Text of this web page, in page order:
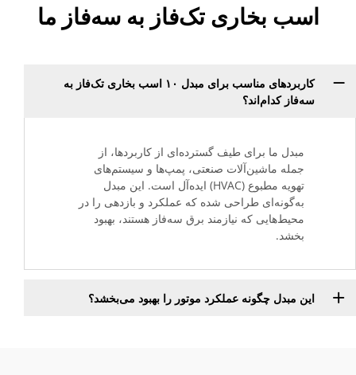
اسب بخاری تک‌فاز به سه‌فاز ما
کاربردهای مناسب برای مبدل ۱۰ اسب بخاری تک‌فاز به
سه‌فاز کدام‌اند؟
مبدل ما برای طیف گسترده‌ای از کاربردها، از
جمله ماشین‌آلات صنعتی، پمپ‌ها و سیستم‌های
تهویه مطبوع (HVAC) ایده‌آل است. این مبدل
به‌گونه‌ای طراحی شده که عملکرد و بازدهی را در
محیط‌هایی که نیازمند برق سه‌فاز هستند، بهبود
بخشد.
این مبدل چگونه عملکرد موتور را بهبود می‌بخشد؟